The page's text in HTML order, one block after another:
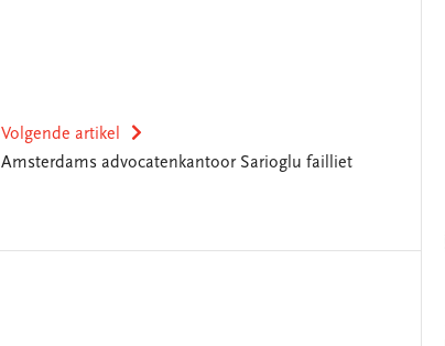
Volgende artikel
Amsterdams advocatenkantoor Sarioglu failliet